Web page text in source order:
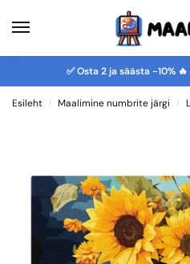
✅ Osta 2 ja säästa -10%
Esileht / Maalimine numbrite järgi /